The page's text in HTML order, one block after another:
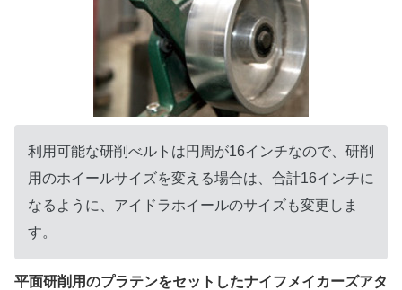
利用可能な研削べルトは円周が16インチなので、研削
用のホイールサイズを変える場合は、合計16インチに
なるように、アイドラホイールのサイズも変更しま
す。
平面研削用のプラテンをセットしたナイフメイカーズアタ